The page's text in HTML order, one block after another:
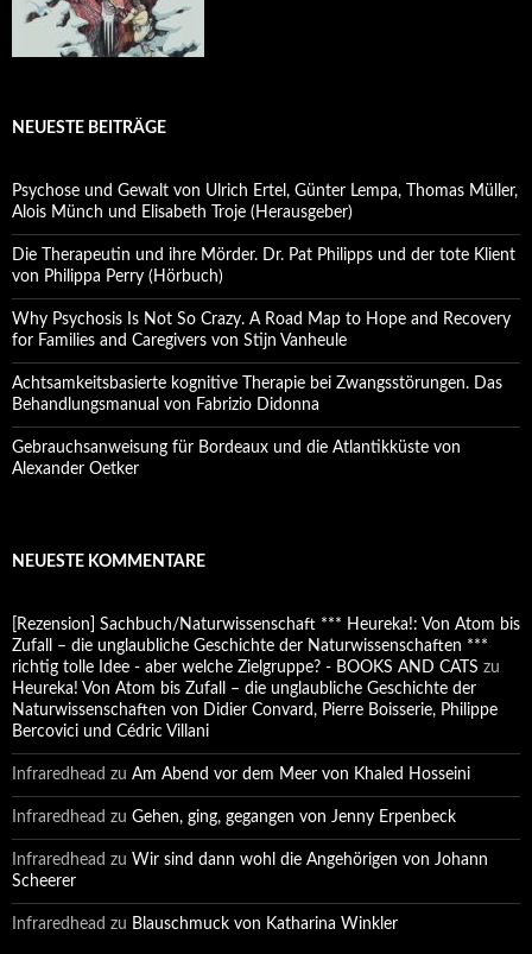
NEUESTE BEITRÄGE
Psychose und Gewalt von Ulrich Ertel, Günter Lempa, Thomas Müller,
Alois Münch und Elisabeth Troje (Herausgeber)
Die Therapeutin und ihre Mörder. Dr. Pat Philipps und der tote Klient
von Philippa Perry (Hörbuch)
Why Psychosis Is Not So Crazy. A Road Map to Hope and Recovery
for Families and Caregivers von Stijn Vanheule
Achtsamkeitsbasierte kognitive Therapie bei Zwangsstörungen. Das
Behandlungsmanual von Fabrizio Didonna
Gebrauchsanweisung für Bordeaux und die Atlantikküste von
Alexander Oetker
NEUESTE KOMMENTARE
[Rezension] Sachbuch/Naturwissenschaft *** Heureka!: Von Atom bis
Zufall – die unglaubliche Geschichte der Naturwissenschaften ***
richtig tolle Idee - aber welche Zielgruppe? - BOOKS AND CATS zu
Heureka! Von Atom bis Zufall – die unglaubliche Geschichte der
Naturwissenschaften von Didier Convard, Pierre Boisserie, Philippe
Bercovici und Cédric Villani
Infraredhead zu Am Abend vor dem Meer von Khaled Hosseini
Infraredhead zu Gehen, ging, gegangen von Jenny Erpenbeck
Infraredhead zu Wir sind dann wohl die Angehörigen von Johann
Scheerer
Infraredhead zu Blauschmuck von Katharina Winkler